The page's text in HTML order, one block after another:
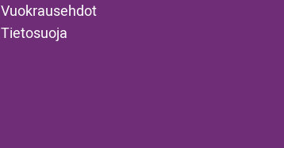
Vuokrausehdot
Tietosuoja